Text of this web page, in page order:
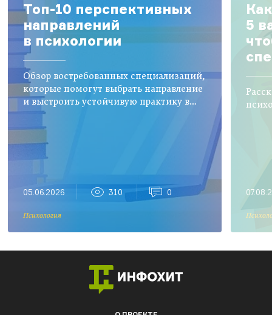
Топ-10 перспективных
направлений
в психологии
Обзор востребованных специализаций,
которые помогут выбрать направление
и выстроить устойчивую практику в
психологии
05.06.2026 310 0
Психология
5